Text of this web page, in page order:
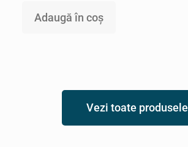
Adaugă în coș
Vezi toate produsele